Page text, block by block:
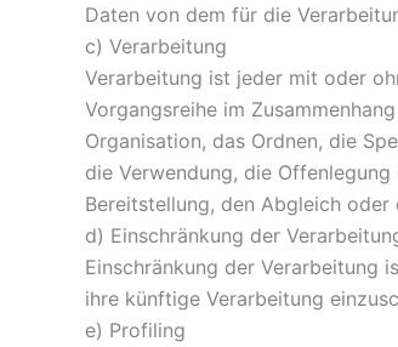
Daten von dem für die
c) Verarbeitung
Verarbeitung ist jeder mit oder
Vorgangsreihe im
Organisation, das Ordnen, die
die Verwendung, die
Bereitstellung, den Abgleich
d) Einschränkung der
Einschränkung der Verarbeitung
ihre künftige Verarbeitung
e) Profiling